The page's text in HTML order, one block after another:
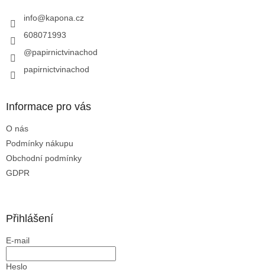
info@kapona.cz
608071993
@papirnictvinachod
papirnictvinachod
Informace pro vás
O nás
Podmínky nákupu
Obchodní podmínky
GDPR
Přihlášení
E-mail
Heslo